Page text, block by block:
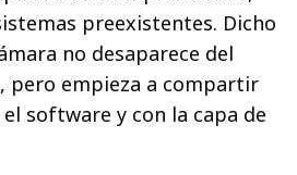
preexistentes. Dicho
no desaparece del
pero empieza a compartir
software y con la capa de